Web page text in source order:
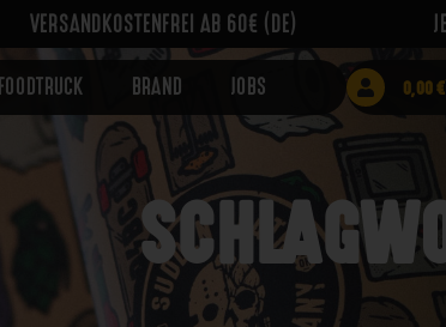
VERSANDKOSTENFREI AB 60€ (DE)
FOODTRUCK BRAND JOBS 0,00€